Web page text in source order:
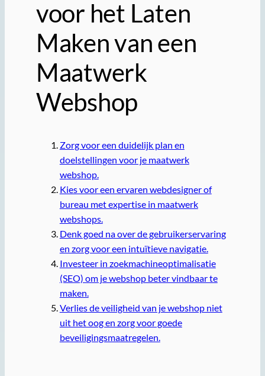
voor het Laten
Maken van een
Maatwerk
Webshop
Zorg voor een duidelijk plan en
doelstellingen voor je maatwerk
webshop.
Kies voor een ervaren webdesigner of
bureau met expertise in maatwerk
webshops.
Denk goed na over de gebruikerservaring
en zorg voor een intuïtieve navigatie.
Investeer in zoekmachineoptimalisatie
(SEO) om je webshop beter vindbaar te
maken.
Verlies de veiligheid van je webshop niet
uit het oog en zorg voor goede
beveiligingsmaatregelen.